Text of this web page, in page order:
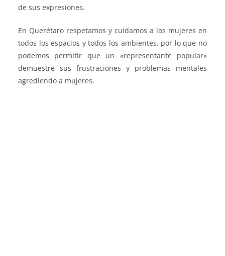
de sus expresiones.
En Querétaro respetamos y cuidamos a las mujeres en
todos los espacios y todos los ambientes, por lo que no
podemos permitir que un «representante popular»
demuestre sus frustraciones y problemas mentales
agrediendo a mujeres.